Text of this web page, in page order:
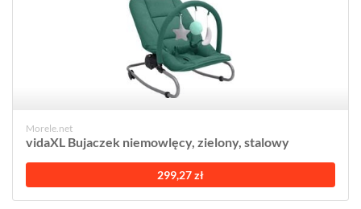
Morele.net
vidaXL Bujaczek niemowlęcy, zielony, stalowy
299,27 zł